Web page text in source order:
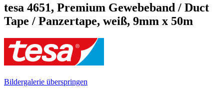
tesa 4651, Premium Gewebeband / Duct
Tape / Panzertape, weiß, 9mm x 50m
Bildergalerie überspringen